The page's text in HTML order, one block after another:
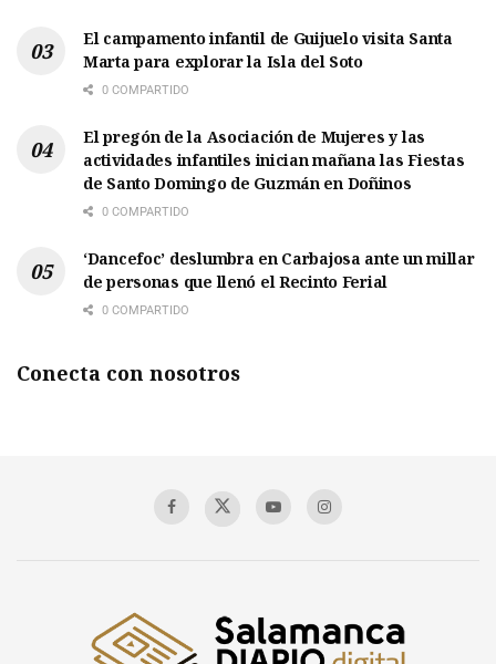
El campamento infantil de Guijuelo visita Santa
Marta para explorar la Isla del Soto
0 COMPARTIDO
El pregón de la Asociación de Mujeres y las
actividades infantiles inician mañana las Fiestas
de Santo Domingo de Guzmán en Doñinos
0 COMPARTIDO
‘Dancefoc’ deslumbra en Carbajosa ante un millar
de personas que llenó el Recinto Ferial
0 COMPARTIDO
Conecta con nosotros